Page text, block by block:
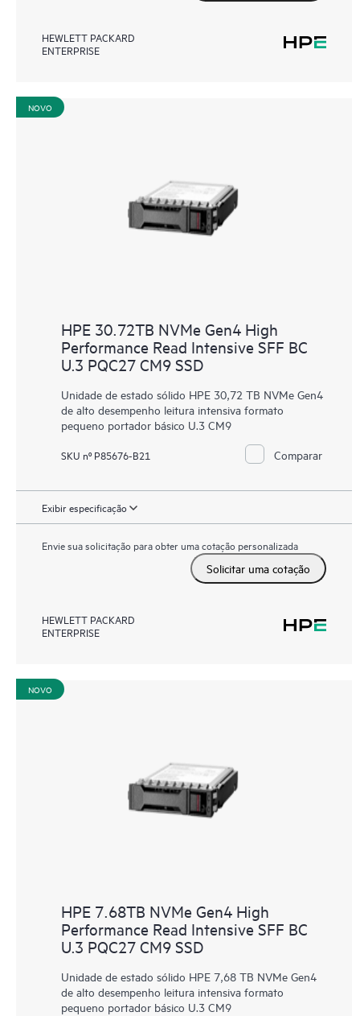
HEWLETT PACKARD
ENTERPRISE
NOVO
HPE 30.72TB NVMe Gen4 High
Performance Read Intensive SFF BC
U.3 PQC27 CM9 SSD
Unidade de estado sólido HPE 30,72 TB NVMe Gen4
de alto desempenho leitura intensiva formato
pequeno portador básico U.3 CM9
SKU nº P85676-B21 Comparar
Exibir especificação
Envie sua solicitação para obter uma cotação personalizada
Solicitar uma cotação
HEWLETT PACKARD
ENTERPRISE
NOVO
HPE 7.68TB NVMe Gen4 High
Performance Read Intensive SFF BC
U.3 PQC27 CM9 SSD
Unidade de estado sólido HPE 7,68 TB NVMe Gen4
de alto desempenho leitura intensiva formato
pequeno portador básico U.3 CM9